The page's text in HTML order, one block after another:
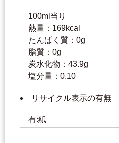
100ml当り
熱量：169kcal
たんぱく質：0g
脂質：0g
炭水化物：43.9g
塩分量：0.10
リサイクル表示の有無
有:紙